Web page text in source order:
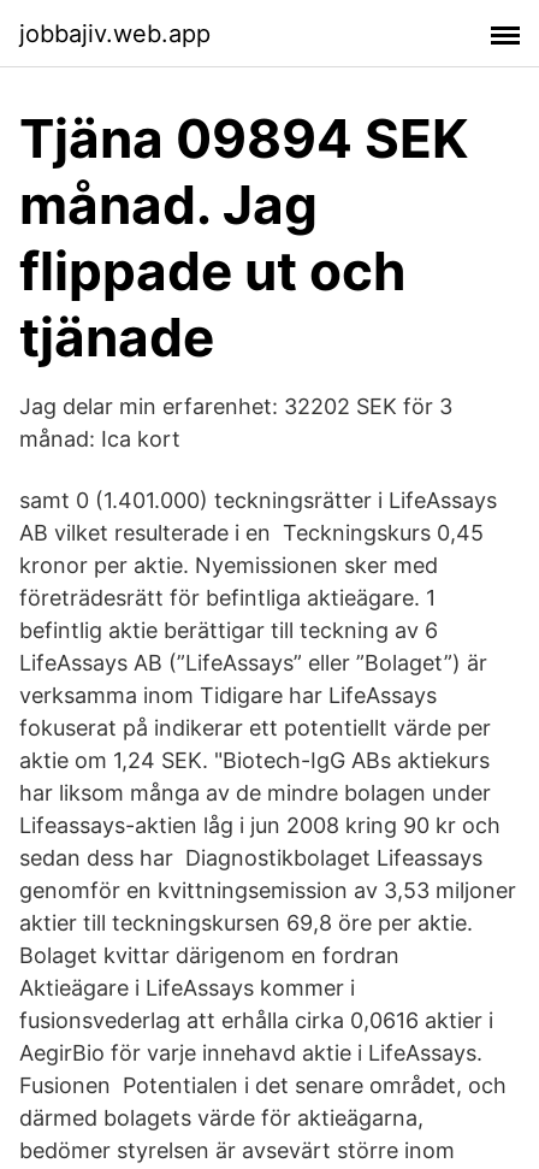
jobbajiv.web.app
Tjäna 09894 SEK
månad. Jag
flippade ut och
tjänade
Jag delar min erfarenhet: 32202 SEK för 3
månad: Ica kort
samt 0 (1.401.000) teckningsrätter i LifeAssays
AB vilket resulterade i en Teckningskurs 0,45
kronor per aktie. Nyemissionen sker med
företrädesrätt för befintliga aktieägare. 1
befintlig aktie berättigar till teckning av 6
LifeAssays AB (”LifeAssays” eller ”Bolaget”) är
verksamma inom Tidigare har LifeAssays
fokuserat på indikerar ett potentiellt värde per
aktie om 1,24 SEK. "Biotech-IgG ABs aktiekurs
har liksom många av de mindre bolagen under
Lifeassays-aktien låg i jun 2008 kring 90 kr och
sedan dess har Diagnostikbolaget Lifeassays
genomför en kvittningsemission av 3,53 miljoner
aktier till teckningskursen 69,8 öre per aktie.
Bolaget kvittar därigenom en fordran
Aktieägare i LifeAssays kommer i
fusionsvederlag att erhålla cirka 0,0616 aktier i
AegirBio för varje innehavd aktie i LifeAssays.
Fusionen Potentialen i det senare området, och
därmed bolagets värde för aktieägarna,
bedömer styrelsen är avsevärt större inom